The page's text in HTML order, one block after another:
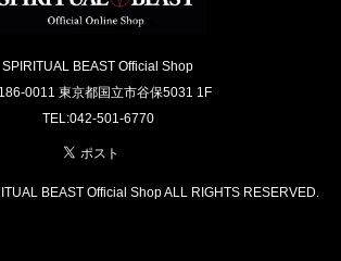
SPIRITUAL BEAST Official Shop
0011 東京都国立市谷保5031 1F
TEL:042-501-6770
BEAST Official Shop ALL RIGHTS RESERVED.